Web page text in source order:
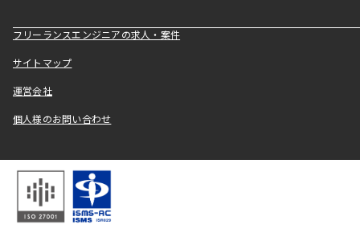
フリーランスエンジニアの求人・案件
サイトマップ
運営会社
個人様のお問い合わせ